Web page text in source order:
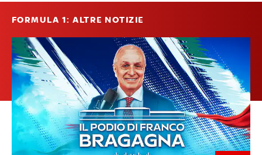
FORMULA 1: ALTRE NOTIZIE